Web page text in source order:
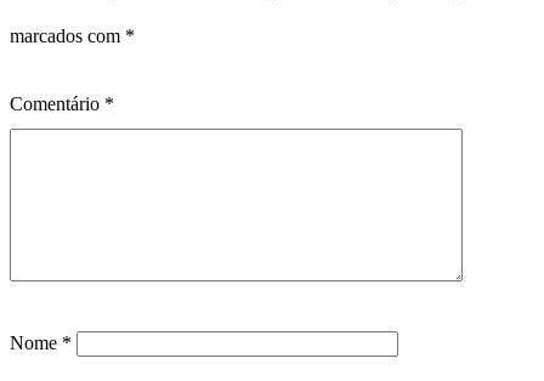
marcados com *
Comentário *
Nome *